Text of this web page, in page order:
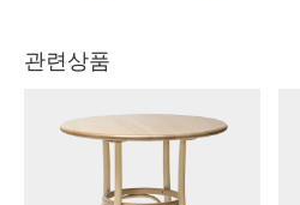
관련상품